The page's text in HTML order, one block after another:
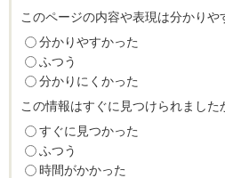
このページの内容や表現は分かりや
分かりやすかった
ふつう
分かりにくかった
この情報はすぐに見つけられました
すぐに見つかった
ふつう
時間がかかった